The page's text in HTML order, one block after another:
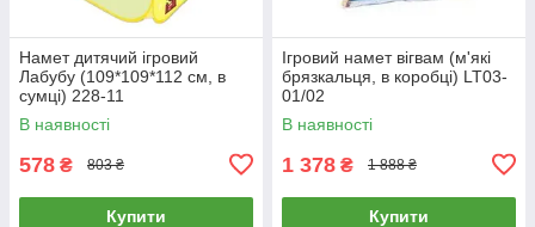
Намет дитячий ігровий
Лабубу (109*109*112 см, в
сумці) 228-11
В наявності
578 ₴ 803 ₴
Купити
Ігровий намет вігвам (м'які
брязкальця, в коробці) LT03-
01/02
В наявності
1 378 ₴ 1 888 ₴
Купити